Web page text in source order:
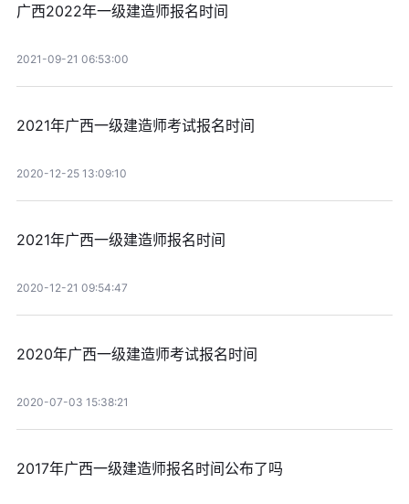
广西2022年一级建造师报名时间
2021-09-21 06:53:00
2021年广西一级建造师考试报名时间
2020-12-25 13:09:10
2021年广西一级建造师报名时间
2020-12-21 09:54:47
2020年广西一级建造师考试报名时间
2020-07-03 15:38:21
2017年广西一级建造师报名时间公布了吗